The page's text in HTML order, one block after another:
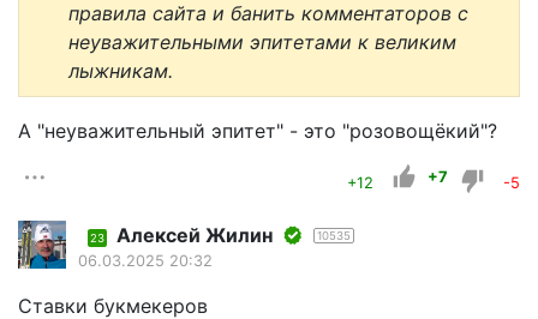
правила сайта и банить комментаторов с
неуважительными эпитетами к великим
лыжникам.
А "неуважительный эпитет" - это "розовощёкий"?
+12 +7 -5
23 Алексей Жилин 10535
06.03.2025 20:32
Ставки букмекеров